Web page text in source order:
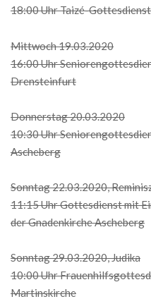
18:00 Uhr Taizé-Gottesdienst
Mittwoch 19.03.2020
16:00 Uhr
Drensteinfurt
Donnerstag 20.03.2020
10:30 Uhr
Ascheberg
Sonntag 22.03.2020,
11:15 Uhr Gottesdienst mit
der Gnadenkirche Ascheberg
Sonntag 29.03.2020, Judika
10:00 Uhr
Martinskirche